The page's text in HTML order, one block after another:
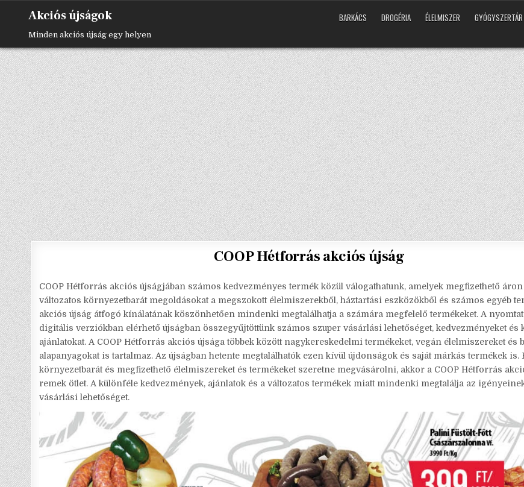
Akciós újságok
Minden akciós újság egy helyen
BARKÁCS DROGÉRIA ÉLELMISZER GYÓGYSZERTÁR
COOP Hétforrás akciós újság
COOP Hétforrás akciós újságjában számos kedvezményes termék közül válogathatunk, amelyek megfizethető
változatos környezetbarát megoldásokat a megszokott élelmiszerekből, háztartási eszközökből és számos egyéb
akciós újság átfogó kínálatának köszönhetően mindenki megtalálhatja a számára megfelelő termékeket. A
digitális verziókban elérhető újságban összegyűjtöttünk számos szuper vásárlási lehetőséget, kedvezményeket és
ajánlatokat. A COOP Hétforrás akciós újsága többek között nagykereskedelmi termékeket, vegán élelmiszereket és
alapanyagokat is tartalmaz. Az újságban hetente megtalálhatók ezen kívül újdonságok és saját márkás termékek is.
környezetbarát és megfizethető élelmiszereket és termékeket szeretne megvásárolni, akkor a COOP Hétforrás
remek ötlet. A különféle kedvezmények, ajánlatok és a változatos termékek miatt mindenki megtalálja az
vásárlási lehetőséget.